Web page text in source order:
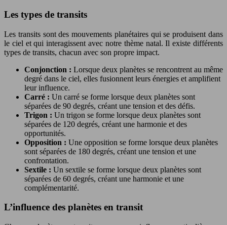
Les types de transits
Les transits sont des mouvements planétaires qui se produisent dans
le ciel et qui interagissent avec notre thème natal. Il existe différents
types de transits, chacun avec son propre impact.
Conjonction : Lorsque deux planètes se rencontrent au même
degré dans le ciel, elles fusionnent leurs énergies et amplifient
leur influence.
Carré : Un carré se forme lorsque deux planètes sont
séparées de 90 degrés, créant une tension et des défis.
Trigon : Un trigon se forme lorsque deux planètes sont
séparées de 120 degrés, créant une harmonie et des
opportunités.
Opposition : Une opposition se forme lorsque deux planètes
sont séparées de 180 degrés, créant une tension et une
confrontation.
Sextile : Un sextile se forme lorsque deux planètes sont
séparées de 60 degrés, créant une harmonie et une
complémentarité.
L’influence des planètes en transit